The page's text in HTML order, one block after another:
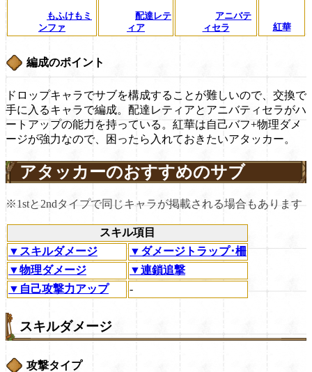
もふけもミ
ンファ
配達レテ
ィア
アニバテ
ィセラ
紅華
編成のポイント
ドロップキャラでサブを構成することが難しいので、交換で
手に入るキャラで編成。配達レティアとアニバティセラがハ
ートアップの能力を持っている。紅華は自己バフ+物理ダメ
ージが強力なので、困ったら入れておきたいアタッカー。
アタッカーのおすすめのサブ
※1stと2ndタイプで同じキャラが掲載される場合もあります
スキル項目
▼スキルダメージ
▼ダメージトラップ･柵
▼物理ダメージ
▼連鎖追撃
▼自己攻撃力アップ
-
スキルダメージ
攻撃タイプ